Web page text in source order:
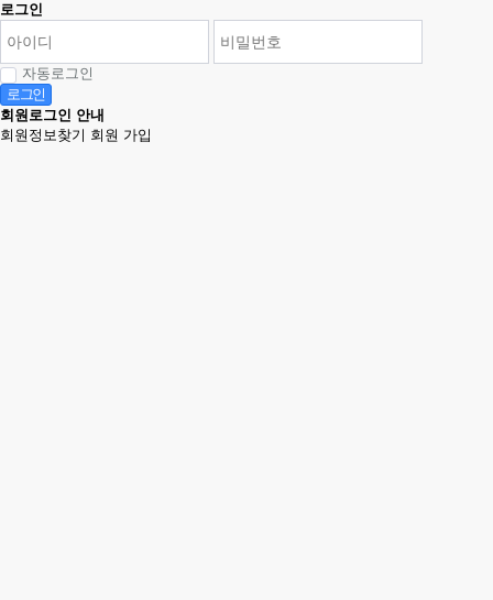
로그인
자동로그인
로그인
회원로그인 안내
회원정보찾기 회원 가입